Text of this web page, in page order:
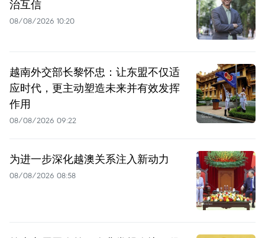
治互信
08/08/2026 10:20
越南外交部长黎怀忠：让东盟不仅适
应时代，更主动塑造未来并有效发挥
作用
08/08/2026 09:22
为进一步深化越澳关系注入新动力
08/08/2026 08:58